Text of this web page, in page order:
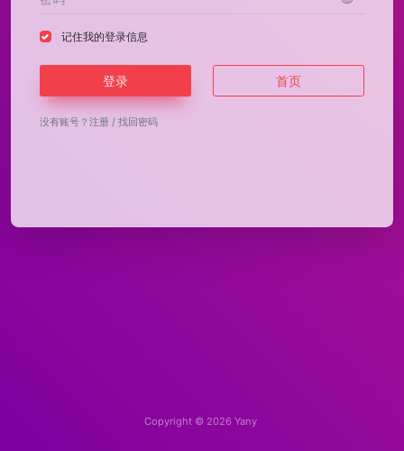
记住我的登录信息
登录 首页
没有账号？ 注册 / 找回密码
Copyright © 2026 Yany